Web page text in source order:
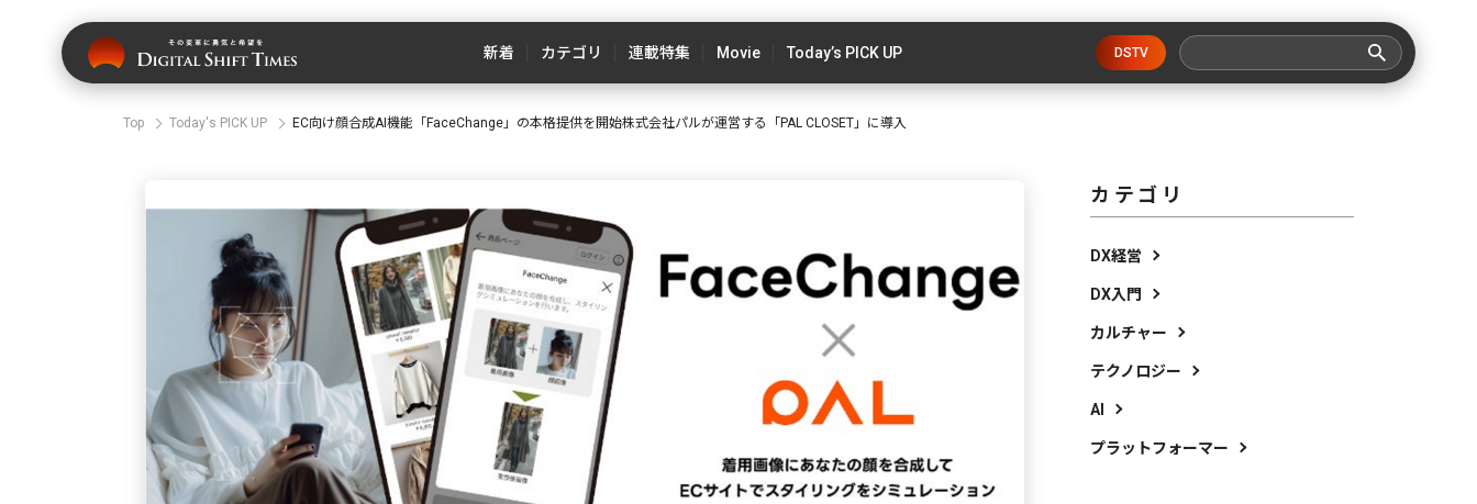
新着 カテゴリ 連載特集 Movie Today’s PICK UP DSTV
Top Today's PICK UP EC向け顔合成AI機能「FaceChange」の本格提供を開始株式会社パルが運営する「PAL CLOSET」に導入
カテゴリ
DX経営
DX入門
カルチャー
テクノロジー
AI
プラットフォーマー